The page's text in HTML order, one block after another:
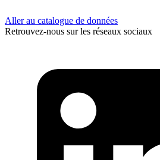
Aller au catalogue de données
Retrouvez-nous sur les réseaux sociaux